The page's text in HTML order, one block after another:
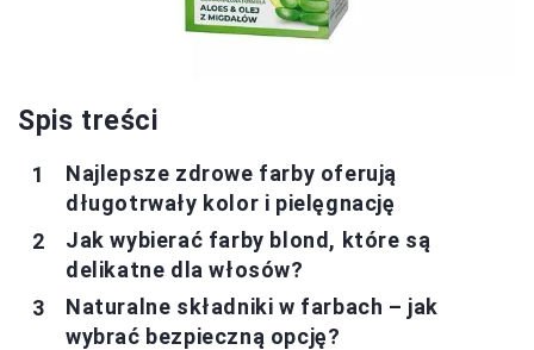
Spis treści
Najlepsze zdrowe farby oferują
długotrwały kolor i pielęgnację
Jak wybierać farby blond, które są
delikatne dla włosów?
Naturalne składniki w farbach – jak
wybrać bezpieczną opcję?